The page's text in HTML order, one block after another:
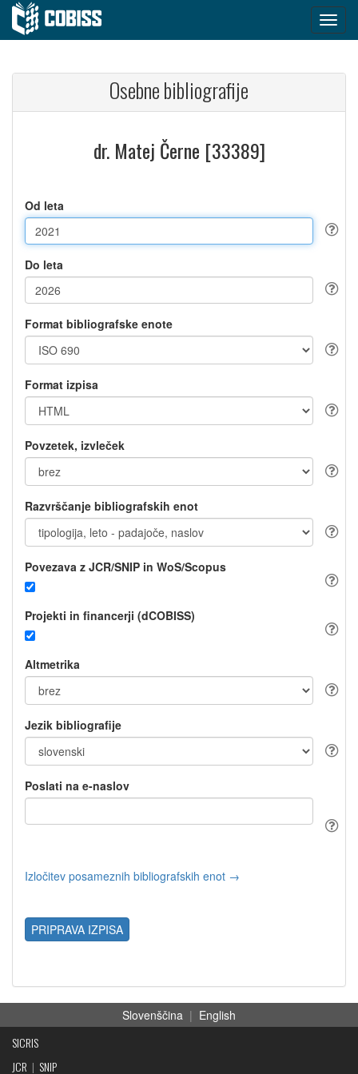
Osebne bibliografije
dr. Matej Černe [33389]
Od leta
Do leta
Format bibliografske enote
Format izpisa
Povzetek, izvleček
Razvrščanje bibliografskih enot
Povezava z JCR/SNIP in WoS/Scopus
Projekti in financerji (dCOBISS)
Altmetrika
Jezik bibliografije
Poslati na e-naslov
Izločitev posameznih bibliografskih enot →
PRIPRAVA IZPISA
Slovenščina | English
SICRIS
JCR | SNIP